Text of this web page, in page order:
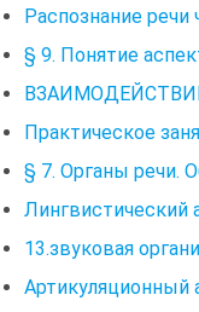
Распознание
§ 9. Понятие
Практическое
§ 7. Органы речи.
Лингвистический
13.звуковая
Артикуляционный